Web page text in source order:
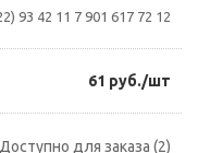
93 42 11 7 901 617 72 12
61 руб./шт
Доступно для заказа (2)